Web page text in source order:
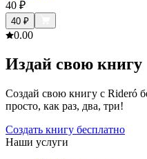
40 ₽
40 ₽
0.00
Издай свою книгу
Создай свою книгу с Rideró
просто, как раз, два, три!
Создать книгу бесплатно
Наши услуги